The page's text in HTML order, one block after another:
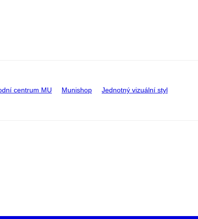
centrum MU Munishop Jednotný vizuální styl